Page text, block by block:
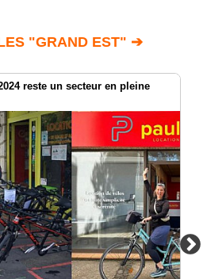
"GRAND EST" ➔
reste un secteur en pleine